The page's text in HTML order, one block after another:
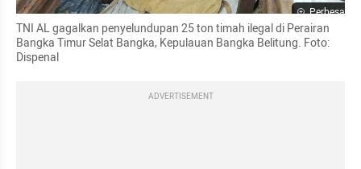
Perbesar
TNI AL gagalkan penyelundupan 25 ton timah ilegal di Perairan
Bangka Timur Selat Bangka, Kepulauan Bangka Belitung. Foto:
Dispenal
ADVERTISEMENT